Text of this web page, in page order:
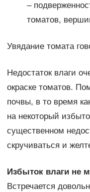
–
томатов,
Увядание томата
Недостаток влаги
окраске томатов.
почвы, в то время
на некоторый
существенном
скручиваться и
Избыток влаги не
Встречается